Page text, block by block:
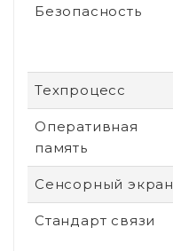
Безопасность
Техпроцесс
Оперативная
память
Сенсорный экран
Стандарт связи